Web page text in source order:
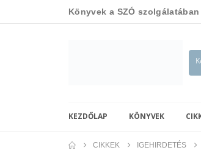
Könyvek a SZÓ szolgálatában
KEZDŐLAP KÖNYVEK
CIKKEK IGEHIRDETÉS